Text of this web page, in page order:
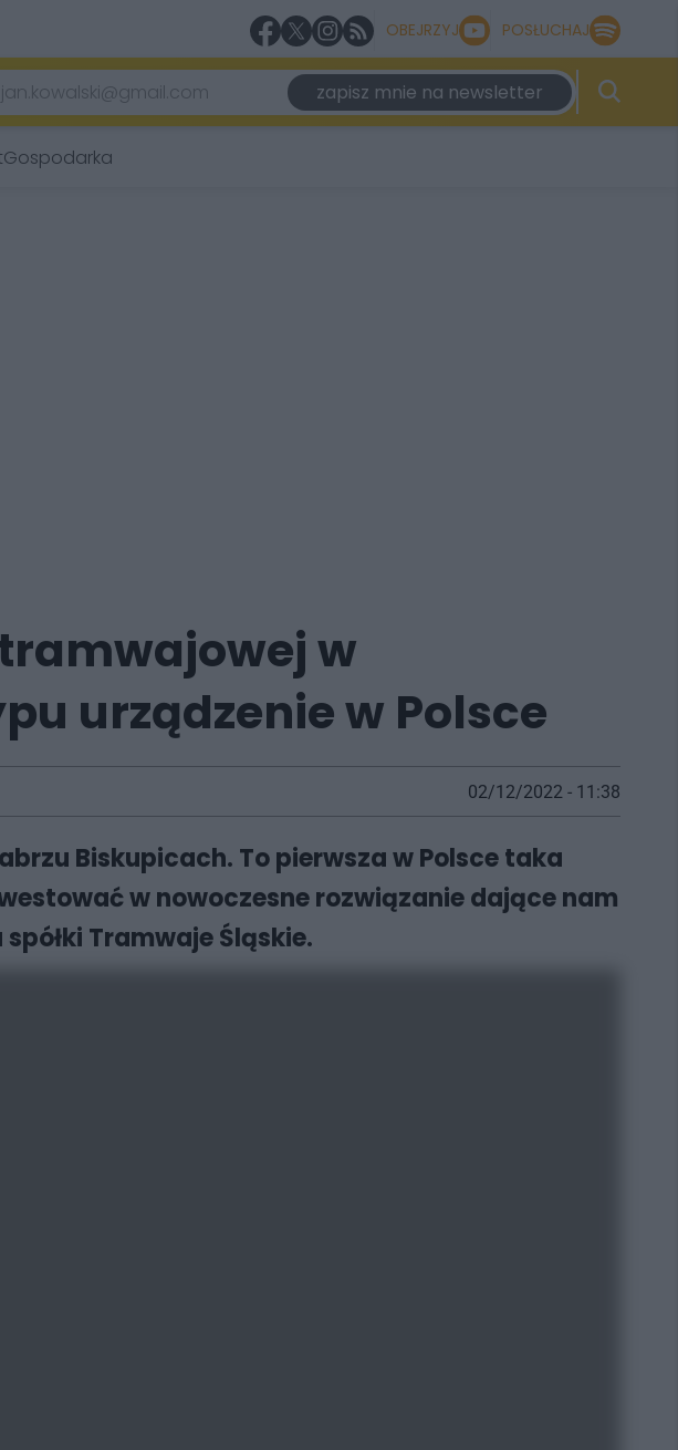
OBEJRZYJ POSŁUCHAJ
zapisz mnie na newsletter
Gospodarka
w
urządzenie w Polsce
02/12/2022 - 11:38
Biskupicach. To pierwsza w Polsce taka
w nowoczesne rozwiązanie dające nam
Tramwaje Śląskie.